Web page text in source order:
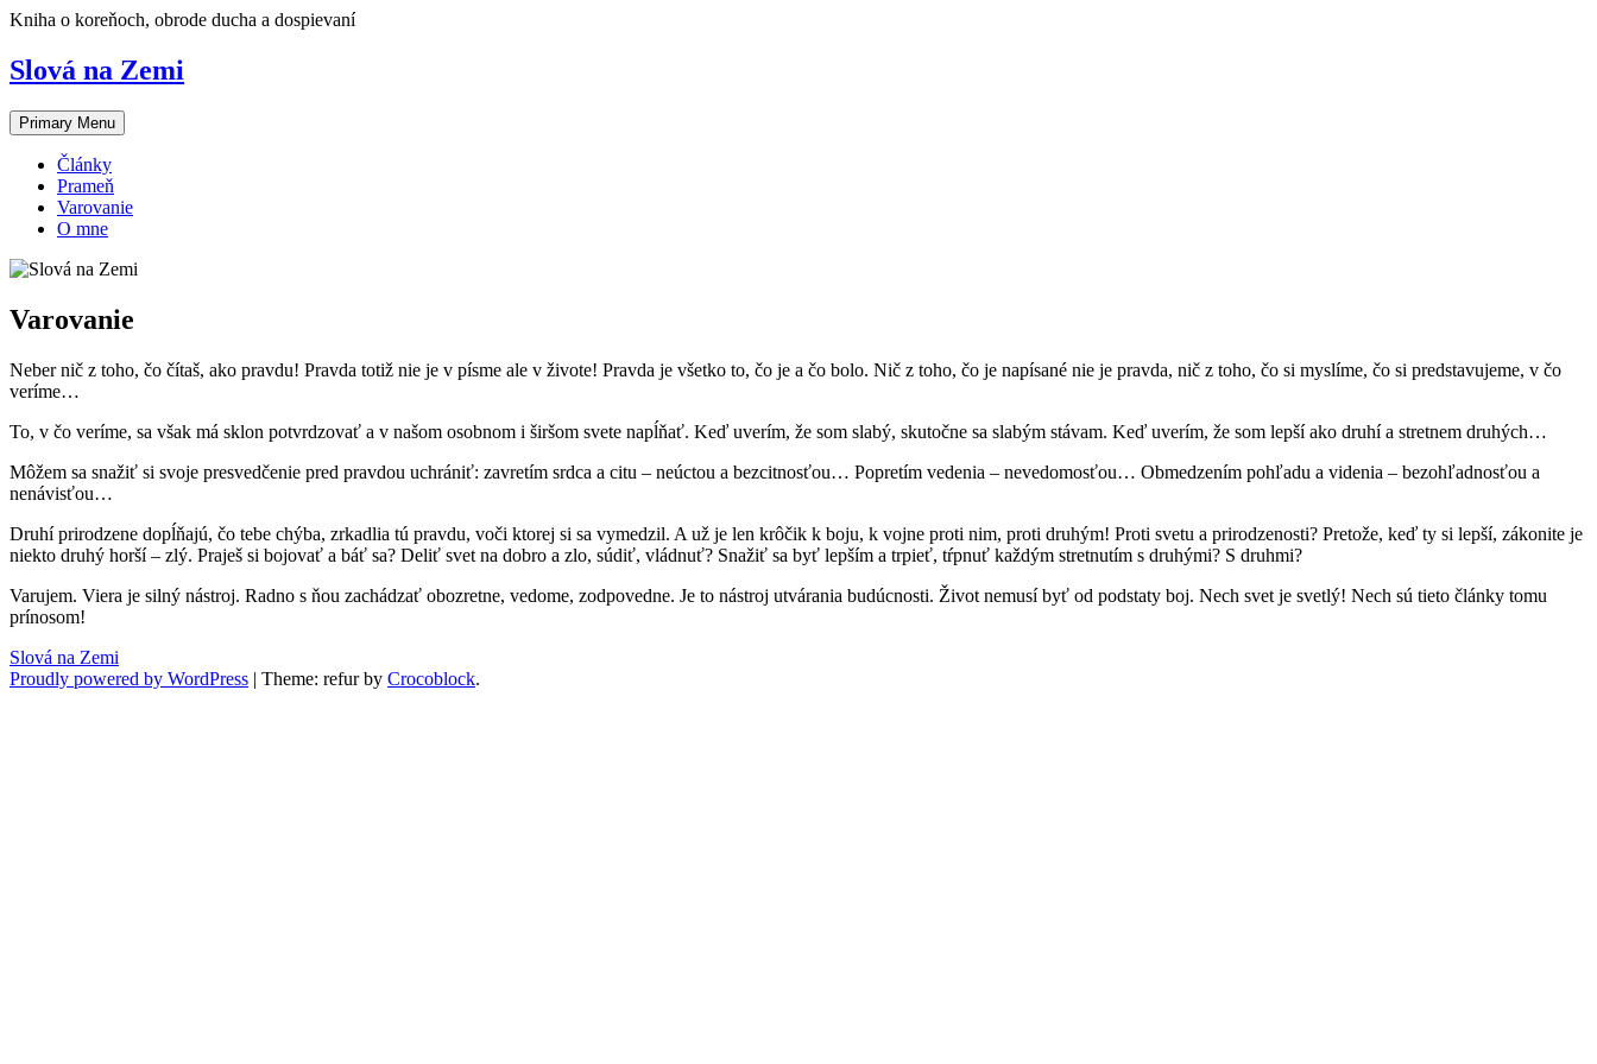
Skip
content
Kniha o koreňoch, obrode ducha a dospievaní
Slová na Zemi
Primary Menu
Články
Prameň
Varovanie
O mne
Varovanie
Neber nič z toho, čo čítaš, ako prav­du! Prav­da totiž nie je v písme ale v živ­ote! Prav­da je všetko to, čo je a čo bolo. Nič z toho, čo je napísané nie je prav­da, nič z toho, čo si mys­líme, čo si pred­stavujeme, v čo
veríme…
To, v čo veríme, sa však má sklon potvrd­zo­vať a⁠ v⁠ na­šom osob­nom i širšom svete napĺňať. Keď uverím, že som slabý, sku­točne sa slabým stá­vam. Keď uverím, že som lep­ší ako druhí a stret­nem druhých…
Môžem sa snažiť si svo­je presvedče­nie pred prav­dou uchrániť: zavretím srd­ca a citu – neúc­tou a bez­cit­nos­ťou… Popre­tím vede­nia – nevedo­mosťou… Obme­dze­ním pohľadu a vi­denia – bezo­hľad­nosťou a
nenávisťou…
Druhí prirodzene dopĺňa­jú, čo tebe chý­ba, zrkadlia tú prav­du, voči ktorej si sa vymedzil. A⁠ už je len krôčik k⁠ boju, k⁠ vojne pro­ti nim, pro­ti druhým! Pro­ti sve­tu a⁠ prirodzenos­ti? Pre­tože, keď ty si lep­ší, záko­nite je
niek­to druhý horší – zlý. Pra­ješ si bojo­vať a báť sa? Deliť svet na dobro a zlo, súdiť, vlád­nuť? Snažiť sa byť lep­ším a⁠ trpieť, tŕp­nuť kaž­dým stret­nutím s druhý­mi? S druhmi?
Varu­jem. Viera je sil­ný nástroj. Rad­no s ňou zachá­dzať obo­zretne, vedome, zod­povedne. Je to ná­stroj utvá­ra­nia budúc­nos­ti. Živ­ot nemusí byť od pod­staty boj. Nech svet je svet­lý! Nech sú tieto články tomu
prínosom!
Slová na Zemi
Proudly powered by WordPress | Theme: refur by Crocoblock.